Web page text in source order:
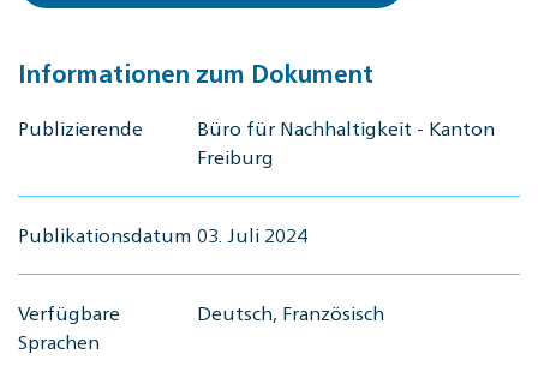
Informationen zum Dokument
Publizierende
Büro für Nachhaltigkeit - Kanton
Freiburg
Publikationsdatum 03. Juli 2024
Verfügbare
Sprachen
Deutsch, Französisch